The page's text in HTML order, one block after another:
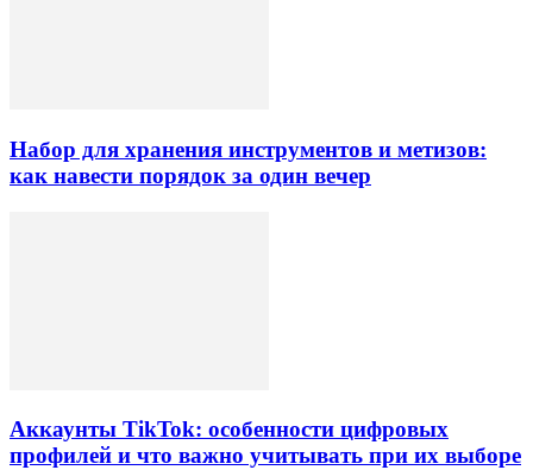
Набор для хранения инструментов и метизов:
как навести порядок за один вечер
Аккаунты TikTok: особенности цифровых
профилей и что важно учитывать при их выборе